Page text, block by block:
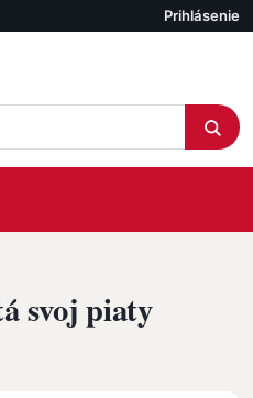
Účet
Prihlásenie
svoj piaty